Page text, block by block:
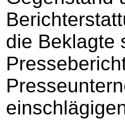
die Beklagte